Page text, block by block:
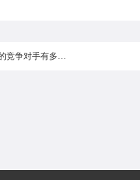
下一篇：成考人数数据出炉，快来看看你的竞争对手有多少！